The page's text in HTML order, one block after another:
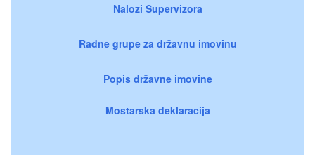
Nalozi Supervizora
Radne grupe za državnu imovinu
Popis državne imovine
Mostarska deklaracija